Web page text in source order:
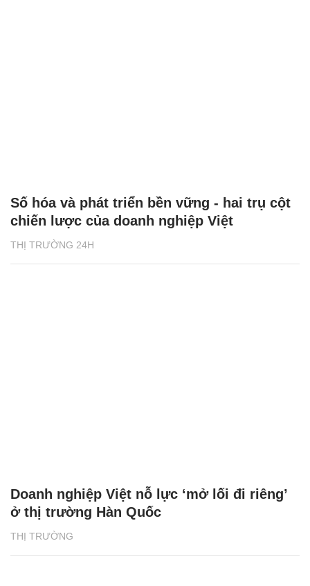
THỊ TRƯỜNG 24H
Số hóa và phát triển bền vững - hai trụ cột
chiến lược của doanh nghiệp Việt
THỊ TRƯỜNG
Doanh nghiệp Việt nỗ lực ‘mở lối đi riêng’
ở thị trường Hàn Quốc